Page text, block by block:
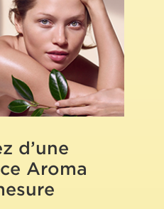
d’une
Aroma